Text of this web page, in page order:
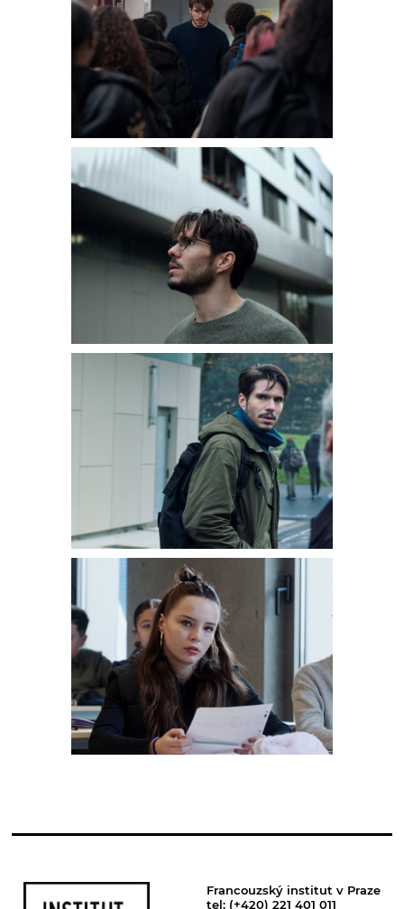
Francouzský institut v Praze
tel: (+420) 221 401 011